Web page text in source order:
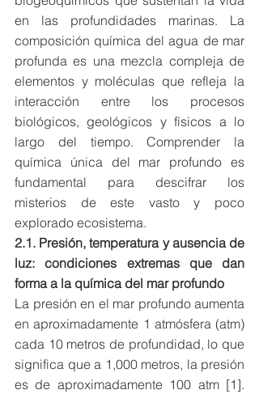
en las profundidades marinas. La
composición química del agua de mar
profunda es una mezcla compleja de
elementos y moléculas que refleja la
interacción entre los procesos
biológicos, geológicos y físicos a lo
largo del tiempo. Comprender la
química única del mar profundo es
fundamental para descifrar los
misterios de este vasto y poco
explorado ecosistema.
2.1. Presión, temperatura y ausencia de
luz: condiciones extremas que dan
forma a la química del mar profundo
La presión en el mar profundo aumenta
en aproximadamente 1 atmósfera (atm)
cada 10 metros de profundidad, lo que
significa que a 1,000 metros, la presión
es de aproximadamente 100 atm [1].